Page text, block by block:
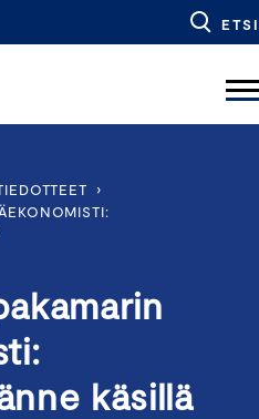
ETSI
›
käsillä